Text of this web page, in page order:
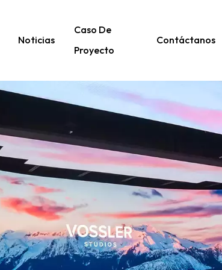
Noticias
Caso De
Proyecto
Contáctanos